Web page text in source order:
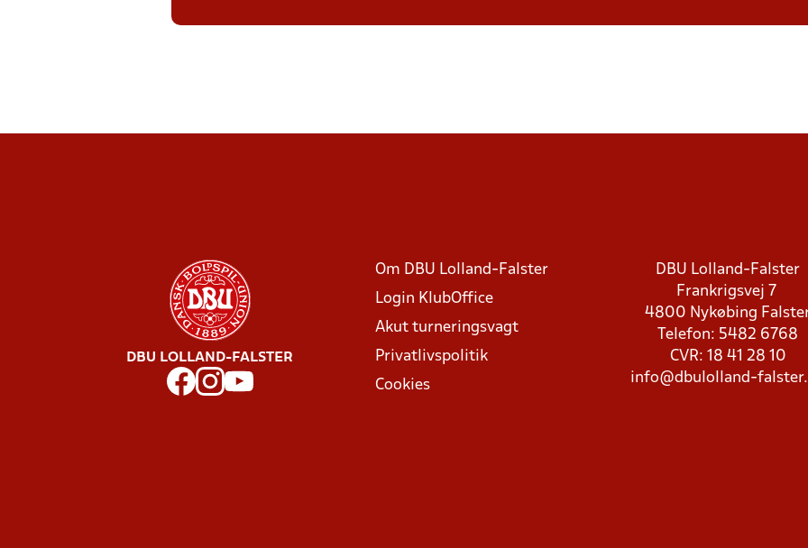
DBU LOLLAND-FALSTER
Om DBU Lolland-Falster
Login KlubOffice
Akut turneringsvagt
Privatlivspolitik
Cookies
DBU Lolland-Falster
Frankrigsvej 7
4800 Nykøbing
Telefon: 5482 6768
CVR: 18 41 28 10
info@dbulolland-